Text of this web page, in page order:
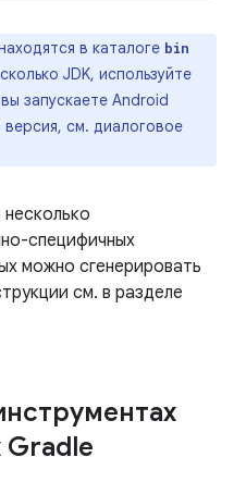
в каталоге bin
JDK, используйте
запускаете Android
см. диалоговое
специфичных
можно сгенерировать
см. в разделе
Gradle